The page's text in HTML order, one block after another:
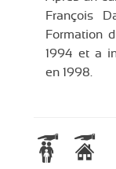
François
Formation
1994 et a
en 1998.